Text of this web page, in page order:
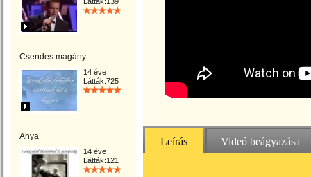
Csendes magány
14 éve
Látták:725
Anya
14 éve
Látták:121
Leírás Videó beágyazása